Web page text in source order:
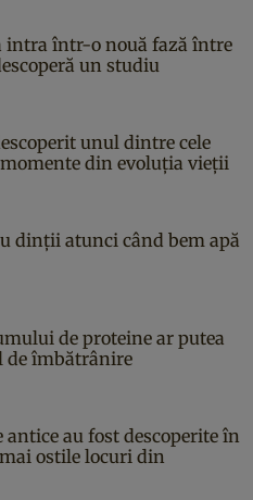
intra într-o nouă fază între
un studiu
unul dintre cele
din evoluția vieții
dinții atunci când bem apă
de proteine ar putea
de îmbătrânire
au fost descoperite în
ostile locuri din